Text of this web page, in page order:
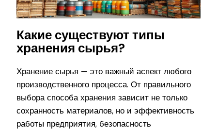
Какие существуют типы
хранения сырья?
Хранение сырья — это важный аспект любого
производственного процесса. От правильного
выбора способа хранения зависит не только
сохранность материалов, но и эффективность
работы предприятия, безопасность